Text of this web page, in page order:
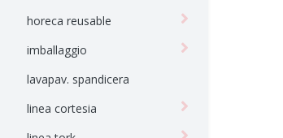
horeca reusable
imballaggio
lavapav. spandicera
linea cortesia